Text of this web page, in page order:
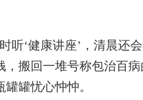
‘健康讲座’，清晨还会
，搬回一堆号称包治百
罐忧心忡忡。